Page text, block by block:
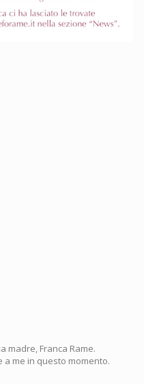
madre, Franca Rame.
a me in questo momento.